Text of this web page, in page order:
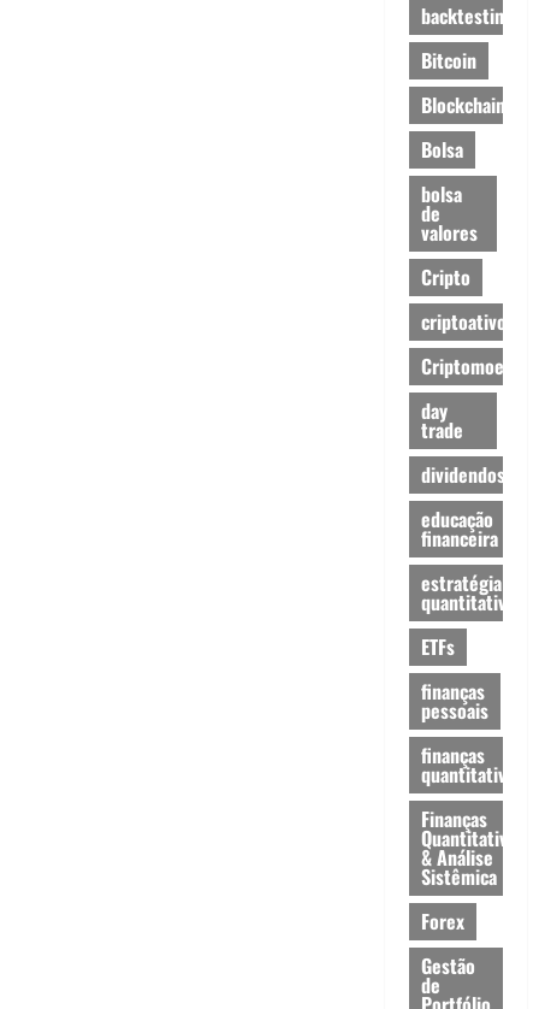
backtesting
Bitcoin
Blockchain
Bolsa
bolsa
de
valores
Cripto
criptoativos
Criptomoedas
day
trade
dividendos
educação
financeira
estratégia
quantitativa
ETFs
finanças
pessoais
finanças
quantitativas
Finanças
Quantitativas
& Análise
Sistêmica
Forex
Gestão
de